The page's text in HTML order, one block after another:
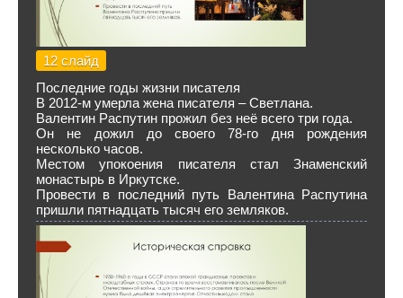
12 слайд
Последние годы жизни писателя
В 2012-м умерла жена писателя – Светлана.
Валентин Распутин прожил без неё всего три года.
Он не дожил до своего 78-го дня рождения
несколько часов.
Местом упокоения писателя стал Знаменский
монастырь в Иркутске.
Провести в последний путь Валентина Распутина
пришли пятнадцать тысяч его земляков.